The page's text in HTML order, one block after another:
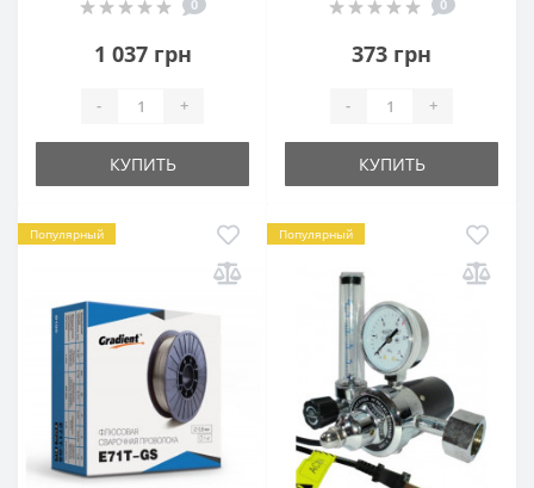
0
1 037 грн
- +
КУПИТЬ
0
373 грн
- +
КУПИТЬ
Популярный Популярный